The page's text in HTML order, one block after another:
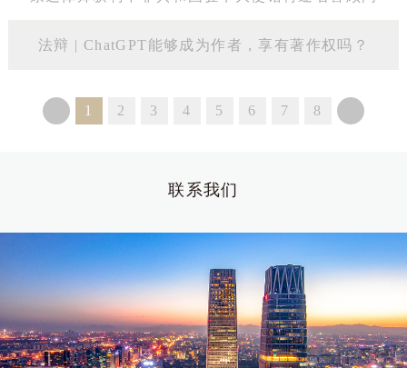
法辩 | ChatGPT能够成为作者，享有著作权吗？
1 2 3 4 5 6 7 8
联系我们